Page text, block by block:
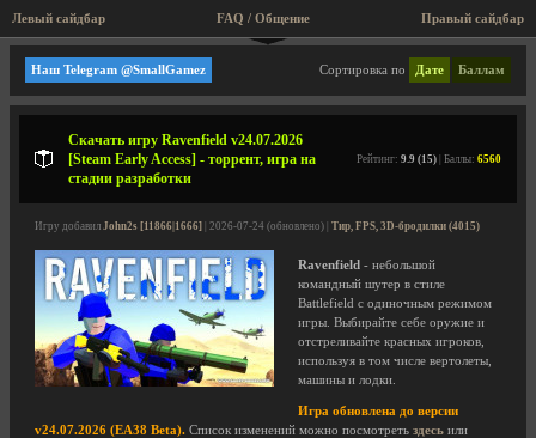
Левый сайдбар Правый сайдбар
FAQ / Общение
SteelRaven7
Сортировка по Дате Баллам
Наш Telegram @SmallGamez
Скачать игру Ravenfield v24.07.2026
[Steam Early Access] - торрент, игра на
стадии разработки
Рейтинг: 9.9 (15) | Баллы: 6560
Игру добавил John2s [11866|1666] | 2026-07-24 (обновлено) | Тир, FPS, 3D-бродилки (4015)
Ravenfield - небольшой
командный шутер в стиле
Battlefield с одиночным режимом
игры. Выбирайте себе оружие и
отстреливайте красных игроков,
используя в том числе вертолеты,
машины и лодки.
Игра обновлена до версии
v24.07.2026 (EA38 Beta). Список изменений можно посмотреть здесь или